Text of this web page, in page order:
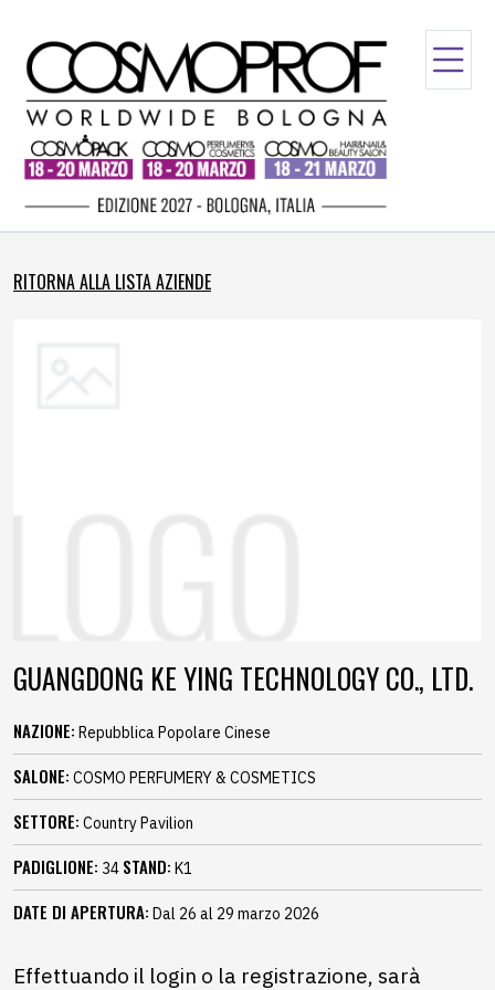
RITORNA ALLA LISTA AZIENDE
GUANGDONG KE YING TECHNOLOGY CO., LTD.
NAZIONE: Repubblica Popolare Cinese
SALONE: COSMO PERFUMERY & COSMETICS
SETTORE: Country Pavilion
PADIGLIONE: 34 STAND: K1
DATE DI APERTURA: Dal 26 al 29 marzo 2026
Effettuando il login o la registrazione, sarà